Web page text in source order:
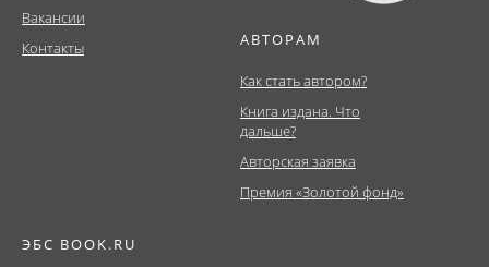
Вакансии
Контакты
АВТОРАМ
Как стать автором?
Книга издана. Что
дальше?
Авторская заявка
Премия «Золотой фонд»
ЭБС BOOK.RU